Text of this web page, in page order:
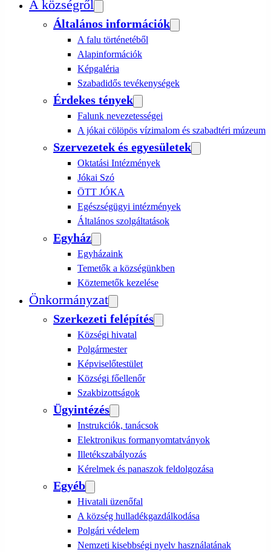
A községről
Általános információk
A falu történetéből
Alapinformációk
Képgaléria
Szabadidős tevékenységek
Érdekes tények
Falunk nevezetességei
A jókai cölöpös vízimalom és szabadtéri múzeum
Szervezetek és egyesületek
Oktatási Intézmények
Jókai Szó
ÖTT JÓKA
Egészségügyi intézmények
Általános szolgáltatások
Egyház
Egyházaink
Temetők a községünkben
Köztemetők kezelése
Önkormányzat
Szerkezeti felépítés
Községi hivatal
Polgármester
Képviselőtestület
Községi főellenőr
Szakbizottságok
Ügyintézés
Instrukciók, tanácsok
Elektronikus formanyomtatványok
Illetékszabályozás
Kérelmek és panaszok feldolgozása
Egyéb
Hivatali üzenőfal
A község hulladékgazdálkodása
Polgári védelem
Nemzeti kisebbségi nyelv használatának